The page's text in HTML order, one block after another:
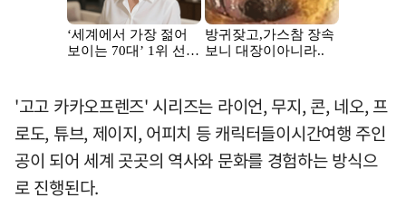
'고고 카카오프렌즈' 시리즈는 라이언, 무지, 콘, 네오, 프
로도, 튜브, 제이지, 어피치 등 캐릭터들이시간여행 주인
공이 되어 세계 곳곳의 역사와 문화를 경험하는 방식으
로 진행된다.